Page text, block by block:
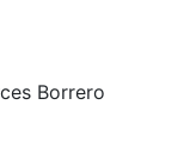
Borrero